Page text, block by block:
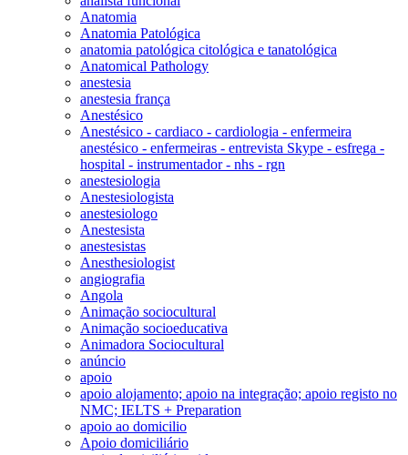
Anatomia
Anatomia Patológica
anatomia patológica citológica e tanatológica
Anatomical Pathology
anestesia
anestesia frança
Anestésico
Anestésico - cardiaco - cardiologia - enfermeira
anestésico - enfermeiras - entrevista Skype - esfrega -
hospital - instrumentador - nhs - rgn
anestesiologia
Anestesiologista
anestesiologo
Anestesista
anestesistas
Anesthesiologist
angiografia
Angola
Animação sociocultural
Animação socioeducativa
Animadora Sociocultural
anúncio
apoio
apoio alojamento; apoio na integração; apoio registo no
NMC; IELTS + Preparation
apoio ao domicilio
Apoio domiciliário